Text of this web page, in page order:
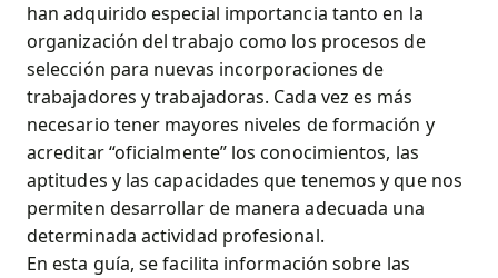
han adquirido especial importancia tanto en la
organización del trabajo como los procesos de
selección para nuevas incorporaciones de
trabajadores y trabajadoras. Cada vez es más
necesario tener mayores niveles de formación y
acreditar “oficialmente” los conocimientos, las
aptitudes y las capacidades que tenemos y que nos
permiten desarrollar de manera adecuada una
determinada actividad profesional.
En esta guía, se facilita información sobre las